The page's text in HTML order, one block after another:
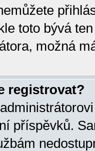
toto bývá
možná
registrovat?
příspěvků.